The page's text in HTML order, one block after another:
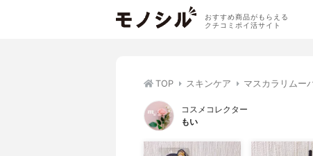
おすすめ商品がもらえる
クチコミポイ活サイト
TOP スキンケア マスカラリムー
コスメコレクター
もい